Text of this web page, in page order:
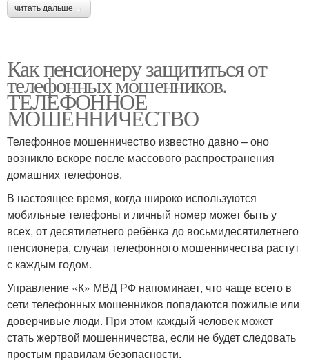
читать дальше →
Как пенсионеру защититься от
телефонных мошенников.
ТЕЛЕФОННОЕ
МОШЕННИЧЕСТВО
Телефонное мошенничество известно давно – оно
возникло вскоре после массового распространения
домашних телефонов.
В настоящее время, когда широко используются
мобильные телефоны и личный номер может быть у
всех, от десятилетнего ребёнка до восьмидесятилетнего
пенсионера, случаи телефонного мошенничества растут
с каждым годом.
Управление «К» МВД РФ напоминает, что чаще всего в
сети телефонных мошенников попадаются пожилые или
доверчивые люди. При этом каждый человек может
стать жертвой мошенничества, если не будет следовать
простым правилам безопасности.